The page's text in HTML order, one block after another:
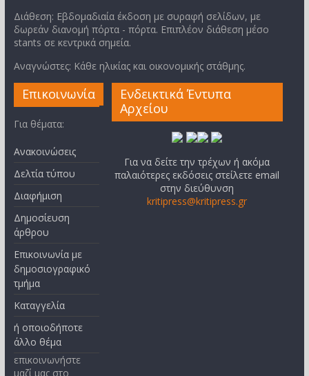
Διάθεση: Εβδομαδιαία έκδοση με συραφή σελίδων, με
δωρεάν διανομή πόρτα - πόρτα. Επιπλέον διάθεση μέσο
stants σε κεντρικά σημεία.
Αναγνώστες: Κάθε ηλικίας και οικονομικής στάθμης.
Επικοινωνία
Για θέματα:
Ανακοινώσεις
Δελτία τύπου
Διαφήμιση
Δημοσίευση
άρθρου
Επικοινωνία με
δημοσιογραφικό
τμήμα
Καταγγελία
ή οποιοδήποτε
άλλο θέμα
επικοινωνήστε
μαζί μας στο
Ενδεικτικά Έντυπα
Αρχείου
Για να δείτε την τρέχων ή ακόμα
παλαιότερες εκδόσεις στείλετε email
στην διεύθυνση
kritipress@kritipress.gr